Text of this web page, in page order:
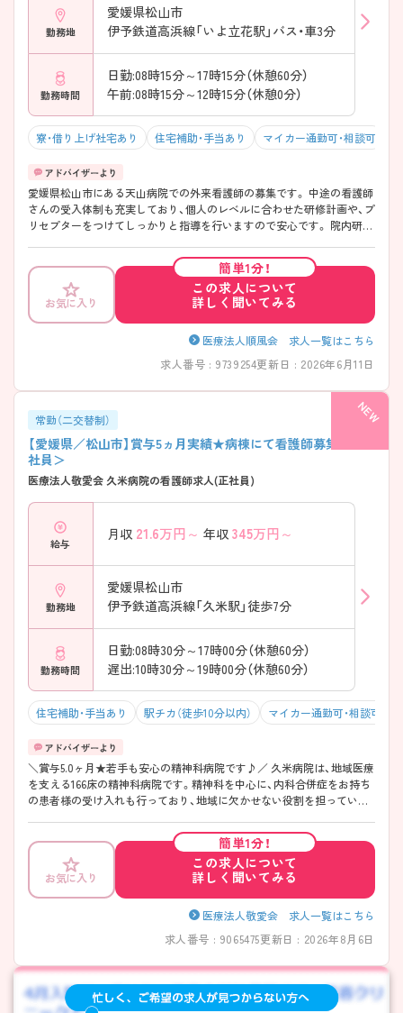
勤務地
愛媛県松山市
伊予鉄道高浜線「いよ立花駅」バス・車3分
勤務時間
日勤:08時15分～17時15分（休憩60分）
午前:08時15分～12時15分（休憩0分）
寮・借り上げ社宅あり 住宅補助・手当あり マイカー通勤可・相談可
愛媛県松山市にある天山病院での外来看護師の募集です。 中途の看護師
さんの受入体制も充実しており、個人のレベルに合わせた研修計画や、プ
リセプターをつけてしっかりと指導を行いますので安心です。 院内研
できる病院です。ご興味のある方はぜひお気軽にお問い合わせください
あまり募集がでない珍しい求人となりますので、ご希望の方は早めにマ
イナビ看護師のアドバイザーまでお問い合わせくださいませ(^^)
お気に入り
簡単1分！
この求人について
詳しく聞いてみる
医療法人順風会 求人一覧はこちら
求人番号 : 9739254更新日 : 2026年6月11日
常勤（二交替制）
【愛媛県／松山市】賞与5ヵ月実績★病棟にて看護師募集＜正
社員＞
医療法人敬愛会 久米病院の看護師求人(正社員)
給与
月収 21.6万円～ 年収 345万円～
勤務地
愛媛県松山市
伊予鉄道高浜線「久米駅」徒歩7分
勤務時間
日勤:08時30分～17時00分（休憩60分）
遅出:10時30分～19時00分（休憩60分）
住宅補助・手当あり 駅チカ（徒歩10分以内） マイカー通勤可・相談可
＼賞与5.0ヶ月★若手も安心の精神科病院です♪／ 久米病院は、地域医療
を支える166床の精神科病院です。精神科を中心に、内科合併症をお持ち
の患者様の受け入れも行っており、地域に欠かせない役割を担っていま
点です。教育・研修体制が整っており、精神科未経験からでも段階的に学
べる環境になっています。また、看護部長は「包み込んでくれるような優
しいお人柄」と伺っており、若手の方でも安心して相談しながら成長でき
る職場です。 賞与は年間5.0ヶ月分と高水準で、頑張りがしっかり収入に
反映されるのも魅力。残業も少なく定時退社傾向があるため、仕事とプ
ライベートを両立しながら長く働きたい方におすすめの病院です。
――――――――――――――― 地域密着型の病院ながら、しっかり収
入を確保できる環境です。 ・月給21.6万円～ ・年収345万円～ ・賞与5.0ヶ
アップも目指せます。 ――――――――――――――― ■ 新卒・経験浅
お気に入り
簡単1分！
この求人について
詳しく聞いてみる
医療法人敬愛会 求人一覧はこちら
求人番号 : 9065475更新日 : 2026年8月6日